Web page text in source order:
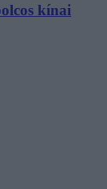
kínai